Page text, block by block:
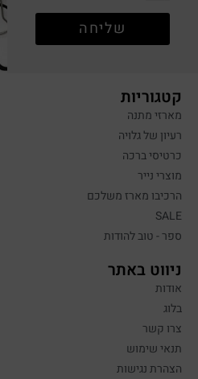
שליחה
קטגוריות
מארזי מתנה
רעיון של גלויה
כרטיסי ברכה
מוצרי נייר
הרכיבו מארז משלכם
SALE
ספר - טוב להודות
ניווט באתר
אודות
בלוג
צרו קשר
תנאי שימוש
הצהרת נגישות